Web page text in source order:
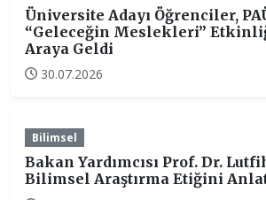
Üniversite Adayı Öğrenciler,
“Geleceğin Meslekleri”
Araya Geldi
30.07.2026
Bilimsel
Bakan Yardımcısı Prof. Dr.
Bilimsel Araştırma Etiğini